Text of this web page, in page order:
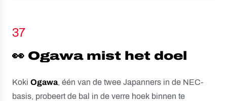
👀 Ogawa mist het doel
37
Koki Ogawa, één van de twee Japanners in de NEC-
basis, probeert de bal in de verre hoek binnen te